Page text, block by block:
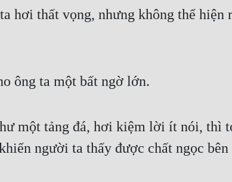
hơi thất vọng, nhưng không thể hiện
ông ta một bất ngờ lớn.
một tảng đá, hơi kiệm lời ít nói, thì
người ta thấy được chất ngọc bên